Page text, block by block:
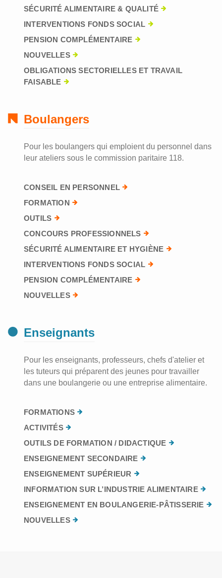
SÉCURITÉ ALIMENTAIRE & QUALITÉ
INTERVENTIONS FONDS SOCIAL
PENSION COMPLÉMENTAIRE
NOUVELLES
OBLIGATIONS SECTORIELLES ET TRAVAIL
FAISABLE
Boulangers
Pour les boulangers qui emploient du personnel dans
leur ateliers sous le commission paritaire 118.
CONSEIL EN PERSONNEL
FORMATION
OUTILS
CONCOURS PROFESSIONNELS
SÉCURITÉ ALIMENTAIRE ET HYGIÈNE
INTERVENTIONS FONDS SOCIAL
PENSION COMPLÉMENTAIRE
NOUVELLES
Enseignants
Pour les enseignants, professeurs, chefs d'atelier et
les tuteurs qui préparent des jeunes pour travailler
dans une boulangerie ou une entreprise alimentaire.
FORMATIONS
ACTIVITÉS
OUTILS DE FORMATION / DIDACTIQUE
ENSEIGNEMENT SECONDAIRE
ENSEIGNEMENT SUPÉRIEUR
INFORMATION SUR L’INDUSTRIE ALIMENTAIRE
ENSEIGNEMENT EN BOULANGERIE-PÂTISSERIE
NOUVELLES